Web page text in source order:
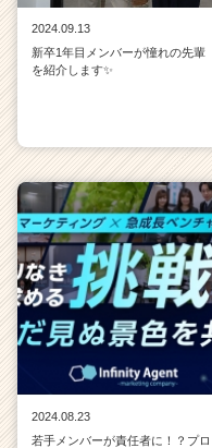
2024.09.13
新卒1年目メンバーが憧れの先輩
を紹介します✨
2024.08.23
若手メンバーが責任者に！？プロ